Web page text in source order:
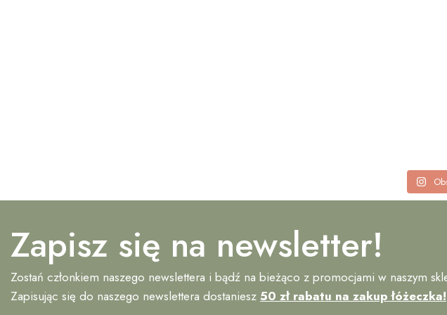
Zapisz się na newsletter!
Zostań członkiem naszego newslettera i bądź na bieżąco z promocjami w naszym
Zapisując się do naszego newslettera dostaniesz 50 zł rabatu na zakup łóżeczka!